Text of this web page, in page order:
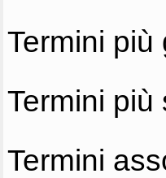
Termini più
Termini più
Termini